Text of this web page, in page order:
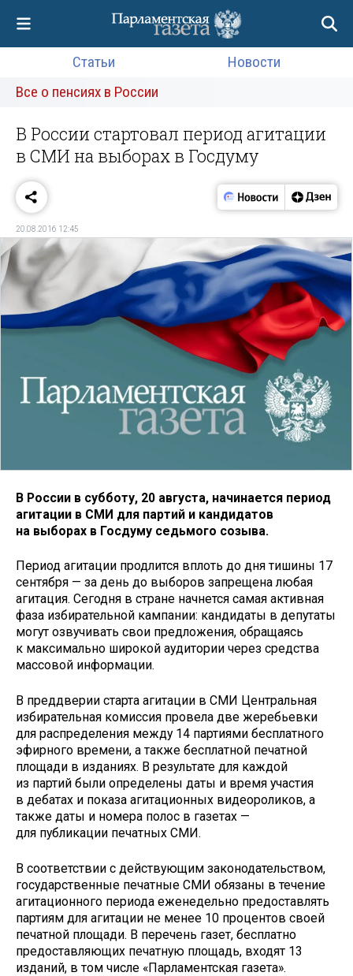
Статьи
Новости
Все о пенсиях в России
В России стартовал период агитации
в СМИ на выборах в Госдуму
20.08.2016 12:45
В России в субботу, 20 августа, начинается период
агитации в СМИ для партий и кандидатов
на выборах в Госдуму седьмого созыва.
Период агитации продлится вплоть до дня тишины 17
сентября — за день до выборов запрещена любая
агитация. Сегодня в стране начнется самая активная
фаза избирательной кампании: кандидаты в депутаты
могут озвучивать свои предложения, обращаясь
к максимально широкой аудитории через средства
массовой информации.
В преддверии старта агитации в СМИ Центральная
избирательная комиссия провела две жеребьевки
для распределения между 14 партиями бесплатного
эфирного времени, а также бесплатной печатной
площади в изданиях. В результате для каждой
из партий были определены даты и время участия
в дебатах и показа агитационных видеороликов, а
также даты и номера полос в газетах —
для публикации печатных СМИ.
В соответствии с действующим законодательством,
государственные печатные СМИ обязаны в течение
агитационного периода еженедельно предоставлять
партиям для агитации не менее 10 процентов своей
печатной площади. В перечень газет, бесплатно
предоставляющих печатную площадь, входят 13
изданий, в том числе «Парламентская газета».